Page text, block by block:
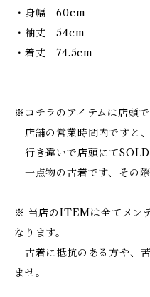
・身幅 60cm
・袖丈 54cm
・着丈 74.5cm
※コチラのアイテムは店頭で
店舗の営業時間内ですと、
行き違いで店頭にてSOLD
一点物の古着です、その
※ 当店のITEMは全てメン
なります。
古着に抵抗のある方や、
ませ。